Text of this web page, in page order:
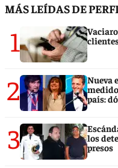
MÁS LEÍDAS DE
1
2
Nueva
país:
3
los
presos